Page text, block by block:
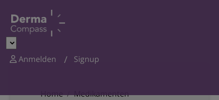
Anmelden Signup
Home
Medikamenten